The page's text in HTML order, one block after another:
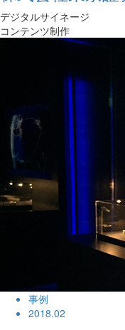
デジタルサイネージ
コンテンツ制作
事例
2018.02